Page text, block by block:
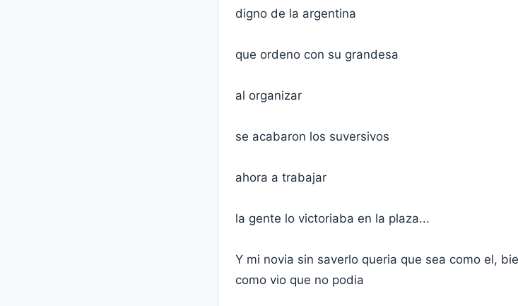
digno de la argentina
que ordeno con su grandesa
al organizar
se acabaron los suversivos
ahora a trabajar
la gente lo victoriaba en la plaza...
Y mi novia sin saverlo queria que sea como el,
como vio que no podia